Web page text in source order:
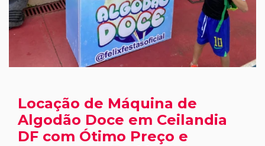
Locação de Máquina de
Algodão Doce em Ceilandia
DF com Ótimo Preço e